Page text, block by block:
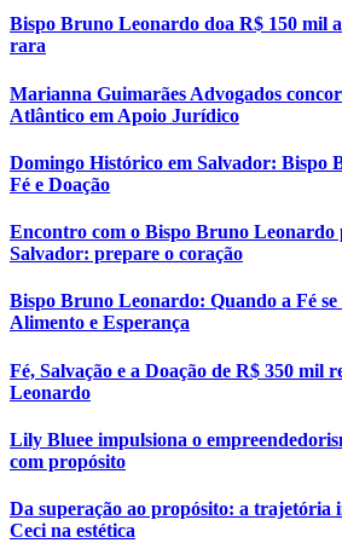
Bispo Bruno Leonardo doa R$ 150 mil
rara
Marianna Guimarães Advogados
Atlântico em Apoio Jurídico
Domingo Histórico em Salvador: Bispo
Fé e Doação
Encontro com o Bispo Bruno Leonardo
Salvador: prepare o coração
Bispo Bruno Leonardo: Quando a Fé
Alimento e Esperança
Fé, Salvação e a Doação de R$ 350 mil
Leonardo
Lily Bluee impulsiona o
com propósito
Da superação ao propósito: a trajetória
Ceci na estética